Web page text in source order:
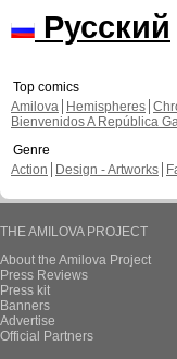
Русский
Top comics
Amilova
Hemispheres
Bienvenidos A República
Genre
Action
Design - Artworks
THE AMILOVA PROJECT
About the Amilova Project
Press Reviews
Press kit
Banners
Advertise
Official Partners